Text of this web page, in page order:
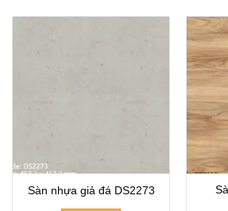
Sàn nhựa giả đá DS2273